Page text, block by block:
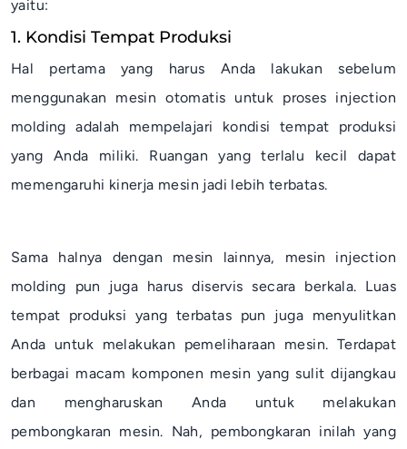
yaitu:
1. Kondisi Tempat Produksi
Hal pertama yang harus Anda lakukan sebelum
menggunakan mesin otomatis untuk proses injection
molding adalah mempelajari kondisi tempat produksi
yang Anda miliki. Ruangan yang terlalu kecil dapat
memengaruhi kinerja mesin jadi lebih terbatas.
Sama halnya dengan mesin lainnya, mesin injection
molding pun juga harus diservis secara berkala. Luas
tempat produksi yang terbatas pun juga menyulitkan
Anda untuk melakukan pemeliharaan mesin. Terdapat
berbagai macam komponen mesin yang sulit dijangkau
dan mengharuskan Anda untuk melakukan
pembongkaran mesin. Nah, pembongkaran inilah yang